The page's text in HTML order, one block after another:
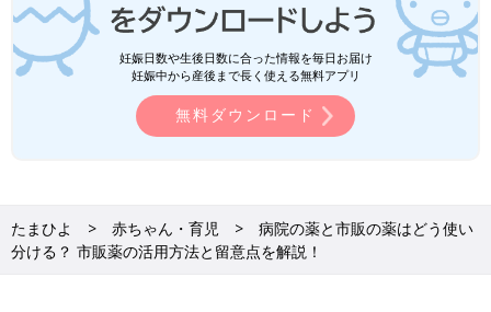
妊娠日数や生後日数に合った情報を毎日お届け
妊娠中から産後まで長く使える無料アプリ
無料ダウンロード
たまひよ 赤ちゃん・育児
病院の薬と市販の薬はどう使い
分ける？ 市販薬の活用方法と留意点を解説！